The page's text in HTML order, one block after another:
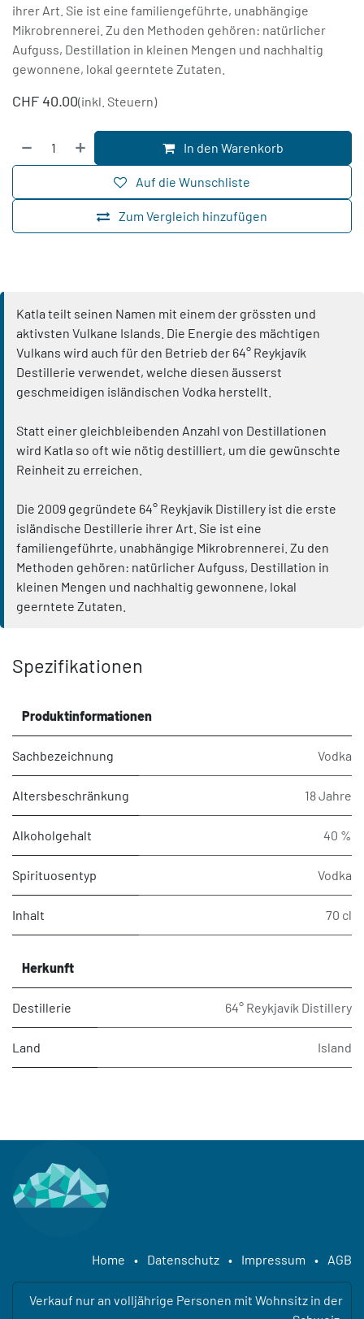
ihrer Art. Sie ist eine familiengeführte, unabhängige
Mikrobrennerei. Zu den Methoden gehören: natürlicher
Aufguss, Destillation in kleinen Mengen und nachhaltig
gewonnene, lokal geerntete Zutaten.
CHF 40.00(inkl. Steuern)
In den Warenkorb
Zum Vergleich hinzufügen
Auf die Wunschliste
Katla teilt seinen Namen mit einem der grössten und
aktivsten Vulkane Islands. Die Energie des mächtigen
Vulkans wird auch für den Betrieb der 64° Reykjavík
Destillerie verwendet, welche diesen äusserst
geschmeidigen isländischen Vodka herstellt.
Statt einer gleichbleibenden Anzahl von Destillationen
wird Katla so oft wie nötig destilliert, um die gewünschte
Reinheit zu erreichen.
Die 2009 gegründete 64° Reykjavík Distillery ist die erste
isländische Destillerie ihrer Art. Sie ist eine
familiengeführte, unabhängige Mikrobrennerei. Zu den
Methoden gehören: natürlicher Aufguss, Destillation in
kleinen Mengen und nachhaltig gewonnene, lokal
geerntete Zutaten.
Spezifikationen
Produktinformationen
Sachbezeichnung Vodka
Altersbeschränkung 18 Jahre
Alkoholgehalt 40 %
Spirituosentyp Vodka
Inhalt 70 cl
Herkunft
Destillerie 64° Reykjavík Distillery
Land Island
Home • Datenschutz • Impressum • AGB
Verkauf nur an volljährige Personen mit Wohnsitz in der